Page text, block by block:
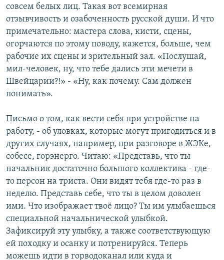
совсем белых лиц. Такая вот всемирная
отзывчивость и озабоченность русской души. И что
примечательно: мастера слова, кисти, сцены,
огорчаются по этому поводу, кажется, больше, чем
рабочие их сцены и зрительный зал. «Послушай,
мил-человек, ну, что тебе дались эти мечети в
Швейцарии?!» - «Ну, как почему. Сам должен
понимать».
Письмо о том, как вести себя при устройстве на
работу, - об уловках, которые могут пригодиться и в
других случаях, например, при разговоре в ЖЭКе,
собесе, горэнерго. Читаю: «Представь, что ты
начальник достаточно большого коллектива - где-
то персон на триста. Они видят тебя где-то раз в
неделю. Представь себе, что ты в целом доволен
ими. Что изображает твоё лицо? Ты им улыбаешься
специальной начальнической улыбкой.
Зафиксируй эту улыбку, а также соответствующую
ей походку и осанку и потренируйся. Теперь
можешь идти в горводоканал или куда и